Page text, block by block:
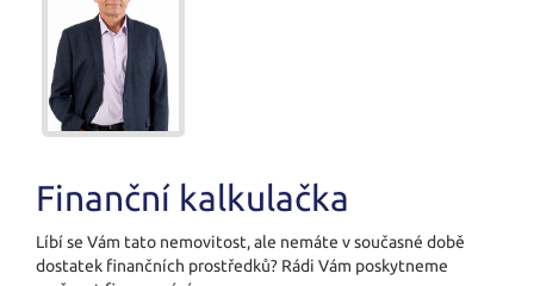
Finanční kalkulačka
Líbí se Vám tato nemovitost, ale nemáte v současné době
dostatek finančních prostředků? Rádi Vám poskytneme